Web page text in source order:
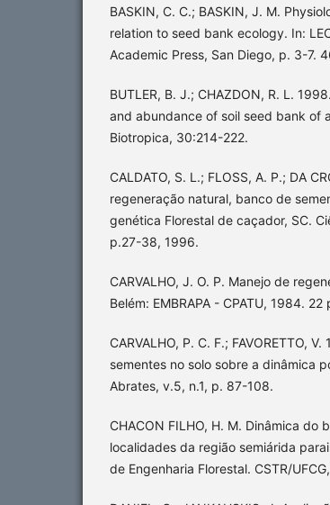
BASKIN, C. C.; BASKIN, J. M.
relation to seed bank ecology. In:
Academic Press, San Diego, p. 3-7.
BUTLER, B. J.; CHAZDON, R. L.
and abundance of soil seed bank of
Biotropica, 30:214-222.
CALDATO, S. L.; FLOSS, A. P.; DA
regeneração natural, banco de
genética Florestal de caçador, SC.
p.27-38, 1996.
CARVALHO, J. O. P. Manejo de
Belém: EMBRAPA - CPATU, 1984. 22
CARVALHO, P. C. F.; FAVORETTO,
sementes no solo sobre a dinâmica
Abrates, v.5, n.1, p. 87-108.
CHACON FILHO, H. M. Dinâmica do
localidades da região semiárida
de Engenharia Florestal. CSTR/